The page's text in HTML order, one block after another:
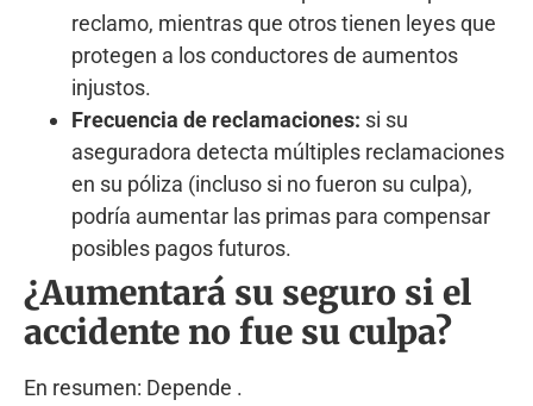
reclamo, mientras que otros tienen leyes que
protegen a los conductores de aumentos
injustos.
Frecuencia de reclamaciones: si su
aseguradora detecta múltiples reclamaciones
en su póliza (incluso si no fueron su culpa),
podría aumentar las primas para compensar
posibles pagos futuros.
¿Aumentará su seguro si el
accidente no fue su culpa?
En resumen: Depende .